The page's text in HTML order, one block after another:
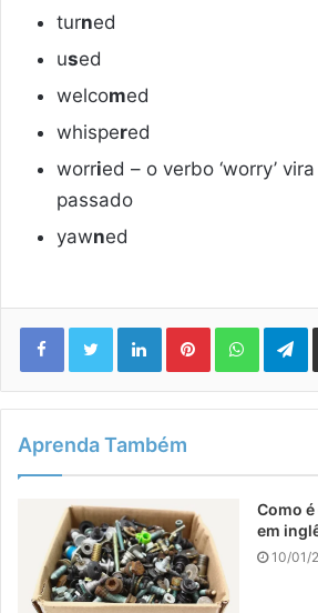
turned
used
welcomed
whispered
worried – o verbo ‘worry’ vira
passado
yawned
LinkedinPinterest
Aprenda Também
Como é
em
10/01/